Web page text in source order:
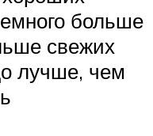
больше
свежих
лучше, чем